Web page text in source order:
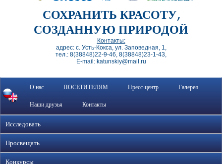
СОХРАНИТЬ КРАСОТУ,
СОЗДАННУЮ ПРИРОДОЙ
Контакты:
адрес: с. Усть-Кокса, ул. Заповедная, 1,
тел.: 8(38848)22-9-46, 8(38848)23-1-43,
E-mail: katunskiy@mail.ru
О нас ПОСЕТИТЕЛЯМ Пресс-центр Галерея
Наши друзья Контакты
Исследовать
Просвещать
Конкурсы